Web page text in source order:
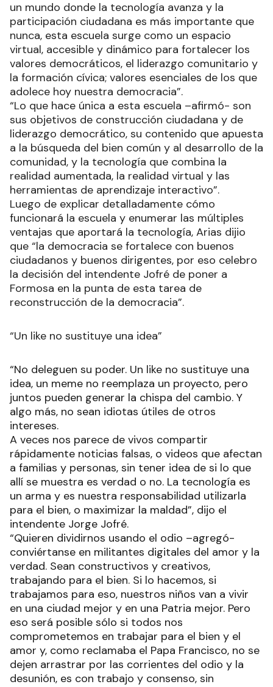
un mundo donde la tecnología avanza y la
participación ciudadana es más importante que
nunca, esta escuela surge como un espacio
virtual, accesible y dinámico para fortalecer los
valores democráticos, el liderazgo comunitario y
la formación cívica; valores esenciales de los que
adolece hoy nuestra democracia”.
“Lo que hace única a esta escuela –afirmó- son
sus objetivos de construcción ciudadana y de
liderazgo democrático, su contenido que apuesta
a la búsqueda del bien común y al desarrollo de la
comunidad, y la tecnología que combina la
realidad aumentada, la realidad virtual y las
herramientas de aprendizaje interactivo”.
Luego de explicar detalladamente cómo
funcionará la escuela y enumerar las múltiples
ventajas que aportará la tecnología, Arias dijio
que “la democracia se fortalece con buenos
ciudadanos y buenos dirigentes, por eso celebro
la decisión del intendente Jofré de poner a
Formosa en la punta de esta tarea de
reconstrucción de la democracia”.
“Un like no sustituye una idea”
“No deleguen su poder. Un like no sustituye una
idea, un meme no reemplaza un proyecto, pero
juntos pueden generar la chispa del cambio. Y
algo más, no sean idiotas útiles de otros
intereses.
A veces nos parece de vivos compartir
rápidamente noticias falsas, o videos que afectan
a familias y personas, sin tener idea de si lo que
allí se muestra es verdad o no. La tecnología es
un arma y es nuestra responsabilidad utilizarla
para el bien, o maximizar la maldad”, dijo el
intendente Jorge Jofré.
“Quieren dividirnos usando el odio –agregó-
conviértanse en militantes digitales del amor y la
verdad. Sean constructivos y creativos,
trabajando para el bien. Si lo hacemos, si
trabajamos para eso, nuestros niños van a vivir
en una ciudad mejor y en una Patria mejor. Pero
eso será posible sólo si todos nos
comprometemos en trabajar para el bien y el
amor y, como reclamaba el Papa Francisco, no se
dejen arrastrar por las corrientes del odio y la
desunión, es con trabajo y consenso, sin